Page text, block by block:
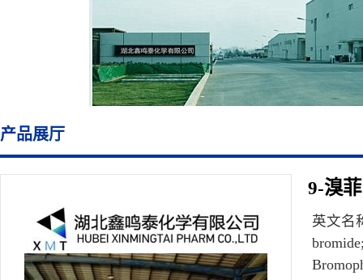
产品展厅
9-溴菲
英文名